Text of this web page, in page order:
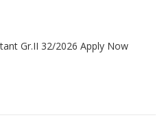
Gr.II 32/2026 Apply Now